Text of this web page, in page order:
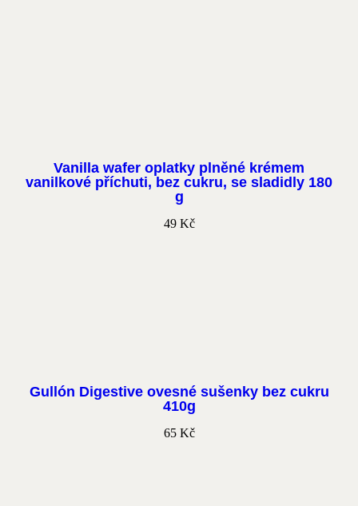
Vanilla wafer oplatky plněné krémem
vanilkové příchuti, bez cukru, se sladidly 180
g
49 Kč
Gullón Digestive ovesné sušenky bez cukru
410g
65 Kč